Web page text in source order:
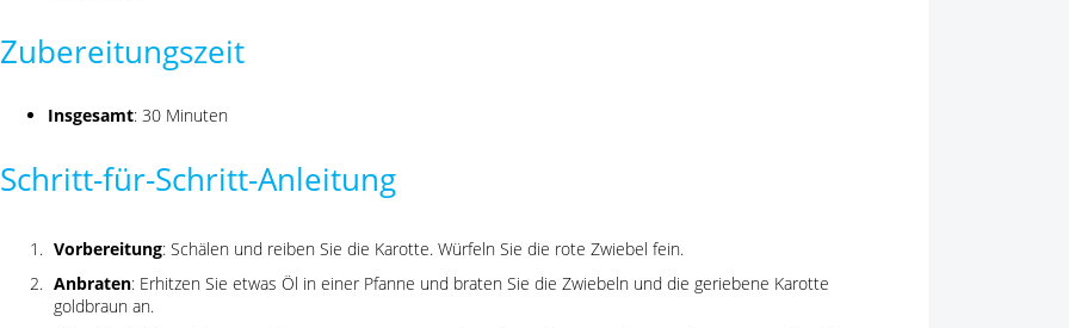
Zubereitungszeit
Insgesamt: 30 Minuten
Schritt-für-Schritt-Anleitung
Vorbereitung: Schälen und reiben Sie die Karotte. Würfeln Sie die rote Zwiebel fein.
Anbraten: Erhitzen Sie etwas Öl in einer Pfanne und braten Sie die Zwiebeln und die geriebene Karotte
goldbraun an.